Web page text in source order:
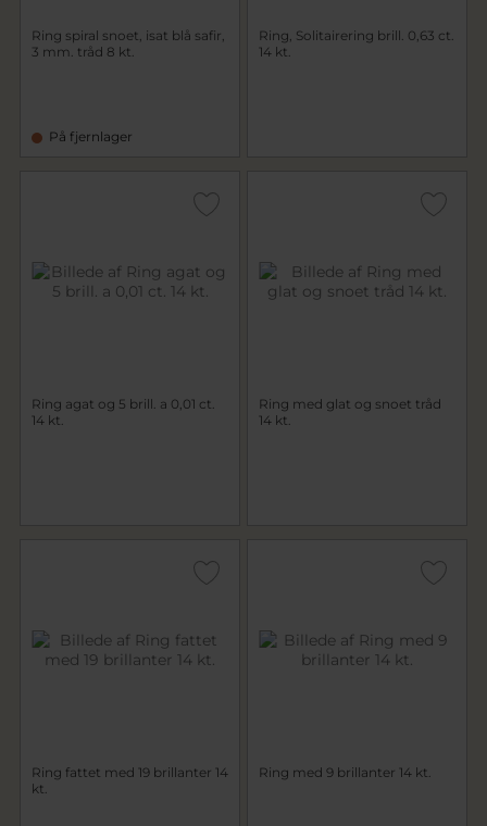
Ring spiral snoet, isat blå safir,
3 mm. tråd 8 kt.
På fjernlager
Ring, Solitairering brill. 0,63 ct.
14 kt.
Ring agat og 5 brill. a 0,01 ct.
14 kt.
Ring med glat og snoet tråd
14 kt.
Ring fattet med 19 brillanter 14
kt.
Ring med 9 brillanter 14 kt.